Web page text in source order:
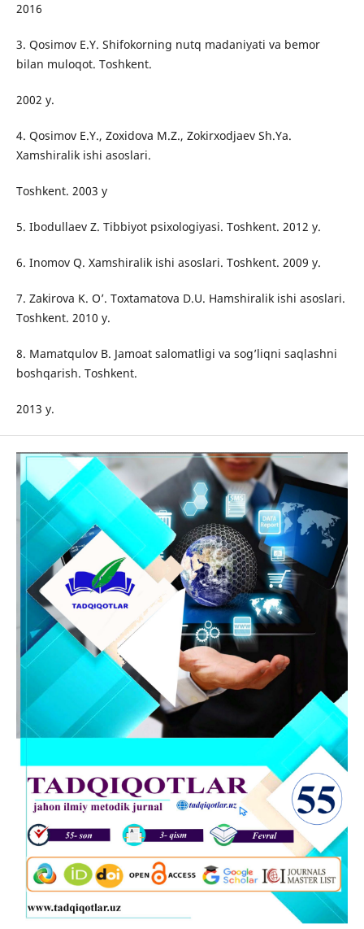
2016
3. Qosimov E.Y. Shifokorning nutq madaniyati va bemor
bilan muloqot. Toshkent.
2002 y.
4. Qosimov E.Y., Zoxidova M.Z., Zokirxodjaev Sh.Ya.
Xamshiralik ishi asoslari.
Toshkent. 2003 y
5. Ibodullaev Z. Tibbiyot psixologiyasi. Toshkent. 2012 y.
6. Inomov Q. Xamshiralik ishi asoslari. Toshkent. 2009 y.
7. Zakirova K. O’. Toxtamatova D.U. Hamshiralik ishi asoslari.
Toshkent. 2010 y.
8. Mamatqulov B. Jamoat salomatligi va sog’liqni saqlashni
boshqarish. Toshkent.
2013 y.